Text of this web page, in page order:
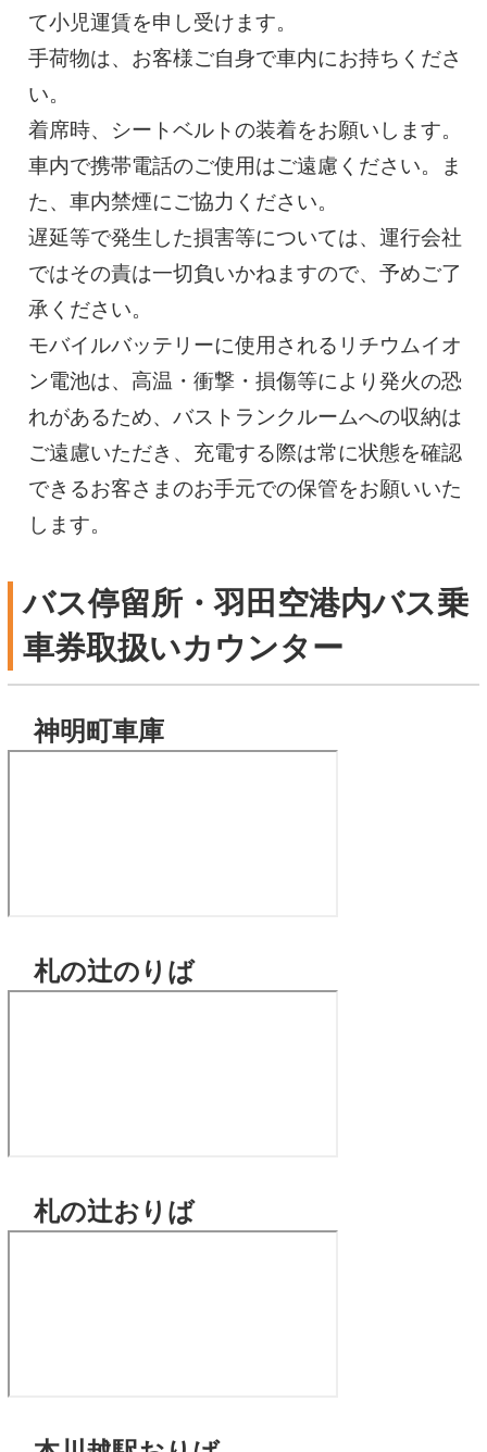
て小児運賃を申し受けます。
手荷物は、お客様ご自身で車内にお持ちくださ
い。
着席時、シートベルトの装着をお願いします。
車内で携帯電話のご使用はご遠慮ください。ま
た、車内禁煙にご協力ください。
遅延等で発生した損害等については、運行会社
ではその責は一切負いかねますので、予めご了
承ください。
モバイルバッテリーに使用されるリチウムイオ
ン電池は、高温・衝撃・損傷等により発火の恐
れがあるため、バストランクルームへの収納は
ご遠慮いただき、充電する際は常に状態を確認
できるお客さまのお手元での保管をお願いいた
します。
バス停留所・羽田空港内バス乗
車券取扱いカウンター
神明町車庫
札の辻のりば
札の辻おりば